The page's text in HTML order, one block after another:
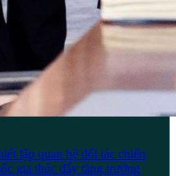
lập quan hệ đối tác chiến
gia thúc đẩy tăng trưởng